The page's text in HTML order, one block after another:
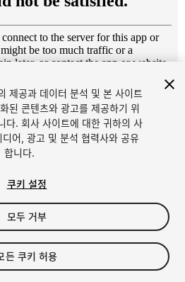
1/5
다.
제공과 데이터 분석 및 본 사이트
된 콘텐츠와 광고를 제공하기 위
다. 회사 사이트에 대한 귀하의 사
어, 광고 및 분석 협력사와 공유
합니다.
쿠키 설정
모두 거부
든 쿠키 허용